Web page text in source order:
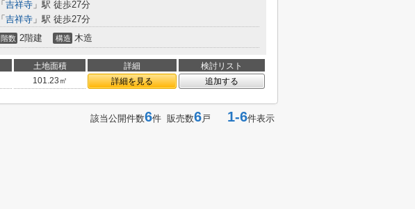
「 吉祥寺 」駅 徒歩27分
「 吉祥寺 」駅 徒歩27分
階数 2階建 構造 木造
土地面積 詳細
検討リスト
101.23㎡ 詳細を見る 追加する
該当公開件数6件 販売数6戸 1-6件表示